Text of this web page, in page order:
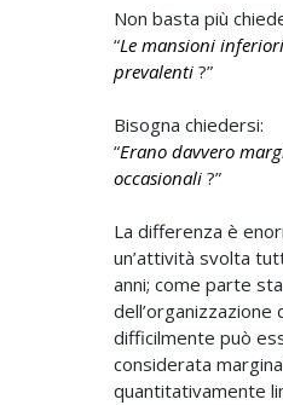
Non basta più
“Le mansioni
prevalenti ?”
Bisogna chiedersi:
“Erano davvero
occasionali ?”
La differenza è
un’attività svolta
anni; come parte
dell’organizzazione
difficilmente può
considerata
quantitativamente